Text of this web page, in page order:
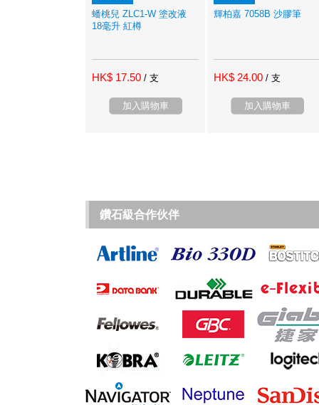
蟠桃兒 ZLC1-W 塗改液
18毫升 紅樽
HK$ 17.50 / 支
加入購物車
輝柏嘉 7058B 沙膠筆
HK$ 24.00 / 支
加入購物車
鑽石級合作伙伴